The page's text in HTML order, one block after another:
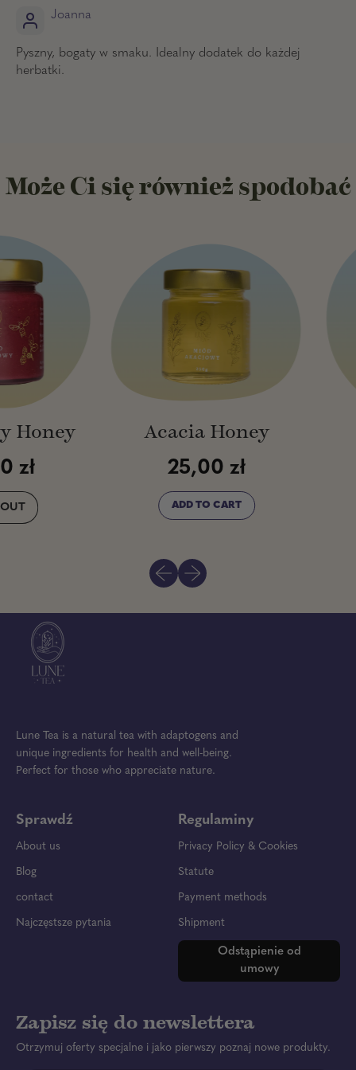
Joanna
Pyszny, bogaty w smaku. Idealny dodatek do każdej
herbatki.
Może Ci się również spodobać
c
i
n
y
Acacia Honey
25,00 zł
Regular price
ADD TO CART
honey
Previous slide
Next slide
Lune Tea is a natural tea with adaptogens and
unique ingredients for health and well-being.
Perfect for those who appreciate nature.
Sprawdź
About us
Blog
contact
Najczęstsze pytania
Regulaminy
Privacy Policy & Cookies
Statute
Payment methods
Shipment
Odstąpienie od
umowy
Zapisz się do newslettera
Otrzymuj oferty specjalne i jako pierwszy poznaj nowe produkty.